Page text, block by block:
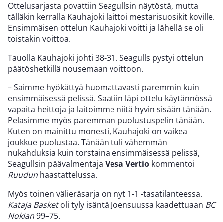
Ottelusarjasta povattiin Seagullsin näytöstä, mutta
tälläkin kerralla Kauhajoki laittoi mestarisuosikit koville.
Ensimmäisen ottelun Kauhajoki voitti ja lähellä se oli
toistakin voittoa.
Tauolla Kauhajoki johti 38-31. Seagulls pystyi ottelun
päätöshetkillä nousemaan voittoon.
– Saimme hyökättyä huomattavasti paremmin kuin
ensimmäisessä pelissä. Saatiin läpi ottelu käytännössä
vapaita heittoja ja laitoimme niitä hyvin sisään tänään.
Pelasimme myös paremman puolustuspelin tänään.
Kuten on mainittu monesti, Kauhajoki on vaikea
joukkue puolustaa. Tänään tuli vähemmän
nukahduksia kuin torstaina ensimmäisessä pelissä,
Seagullsin päävalmentaja Vesa Vertio kommentoi
Ruudun haastattelussa.
Myös toinen välieräsarja on nyt 1-1 -tasatilanteessa.
Kataja Basketoli tyly isäntä Joensuussa kaadettuaan BC
Nokian99–75.